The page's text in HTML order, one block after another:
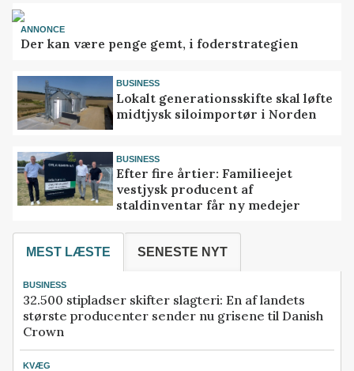
ANNONCE
Der kan være penge gemt, i foderstrategien
BUSINESS
Lokalt generationsskifte skal løfte
midtjysk siloimportør i Norden
BUSINESS
Efter fire årtier: Familieejet
vestjysk producent af
staldinventar får ny medejer
MEST LÆSTE SENESTE NYT
BUSINESS
32.500 stipladser skifter slagteri: En af landets
største producenter sender nu grisene til Danish
Crown
KVÆG